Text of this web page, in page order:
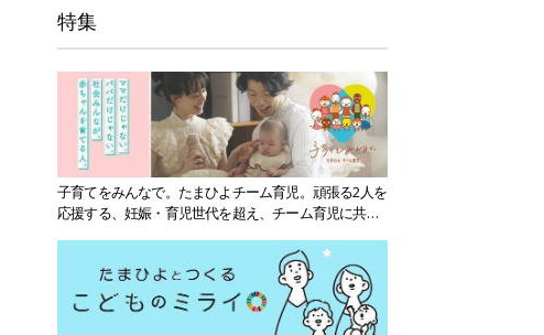
特集
子育てをみんなで。たまひよチーム育児。頑張る2人を
応援する、妊娠・育児世代を超え、チーム育児に共感